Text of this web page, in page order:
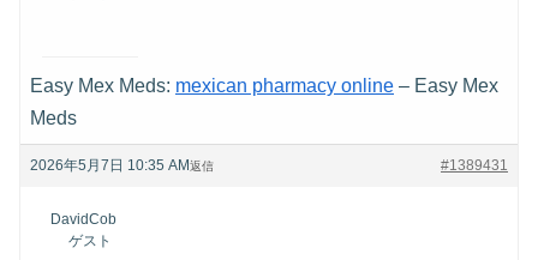
Easy Mex Meds: mexican pharmacy online – Easy Mex
Meds
2026年5月7日 10:35 AM #1389431
返信
DavidCob
ゲスト